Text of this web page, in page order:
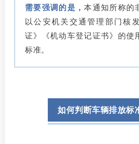
需要强调的是，本通知所称的
以公安机关交通管理部门核
证》《机动车登记证书》的使
标准。
如何判断车辆排放标